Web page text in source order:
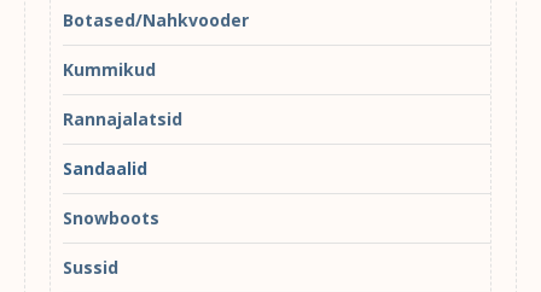
Botased/Nahkvooder
Kummikud
Rannajalatsid
Sandaalid
Snowboots
Sussid